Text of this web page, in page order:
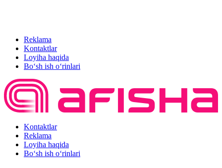
Reklama
Kontaktlar
Loyiha haqida
Bo‘sh ish o‘rinlari
Kontaktlar
Reklama
Loyiha haqida
Bo‘sh ish o‘rinlari